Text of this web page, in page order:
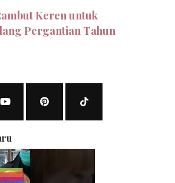
Keren untuk
Pergantian Tahun